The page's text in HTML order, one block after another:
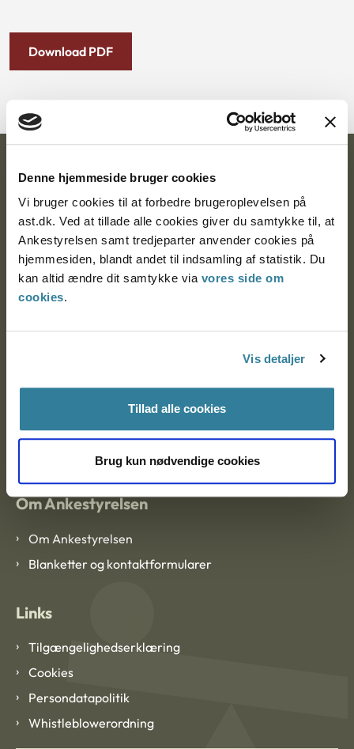
Denne hjemmeside bruger cookies
Vi bruger cookies til at forbedre brugeroplevelsen på
ast.dk. Ved at tillade alle cookies giver du samtykke til, at
Ankestyrelsen samt tredjeparter anvender cookies på
hjemmesiden, blandt andet til indsamling af statistik. Du
kan altid ændre dit samtykke via vores side om
cookies.
Vis detaljer
Tillad alle cookies
Brug kun nødvendige cookies
Download PDF
Ankestyrelsen
Postadresse:
Nytorv 7, 2. sal
9000 Aalborg
CVR: 1007 4002
Om Ankestyrelsen
Om Ankestyrelsen
Blanketter og kontaktformularer
Links
Tilgængelighedserklæring
Cookies
Persondatapolitik
Whistleblowerordning